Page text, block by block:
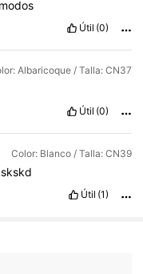
modos
Útil (0)
Albaricoque / Talla: CN37
Útil (0)
Color: Blanco / Talla: CN39
Útil (1)